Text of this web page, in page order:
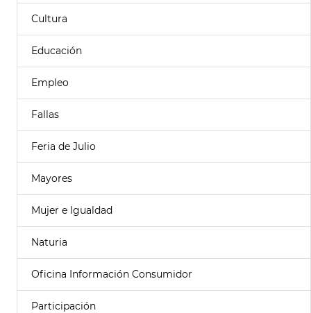
Cultura
Educación
Empleo
Fallas
Feria de Julio
Mayores
Mujer e Igualdad
Naturia
Oficina Información Consumidor
Participación